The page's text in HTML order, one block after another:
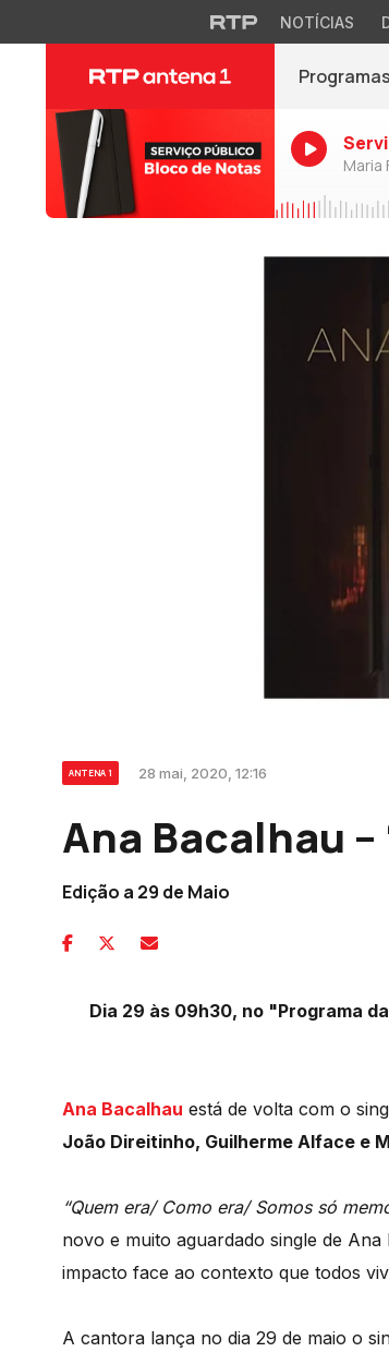
NOTÍCIAS
Programas
Maria
ANTENA 1 28 mai, 2020, 12:16
Ana Bacalhau –
Edição a 29 de Maio
Dia 29 às 09h30, no "Programa
Ana Bacalhau está de volta com o
João Direitinho, Guilherme Alface e
“Quem era/ Como era/ Somos só
novo e muito aguardado single de
impacto face ao contexto que todos
A cantora lança no dia 29 de maio o